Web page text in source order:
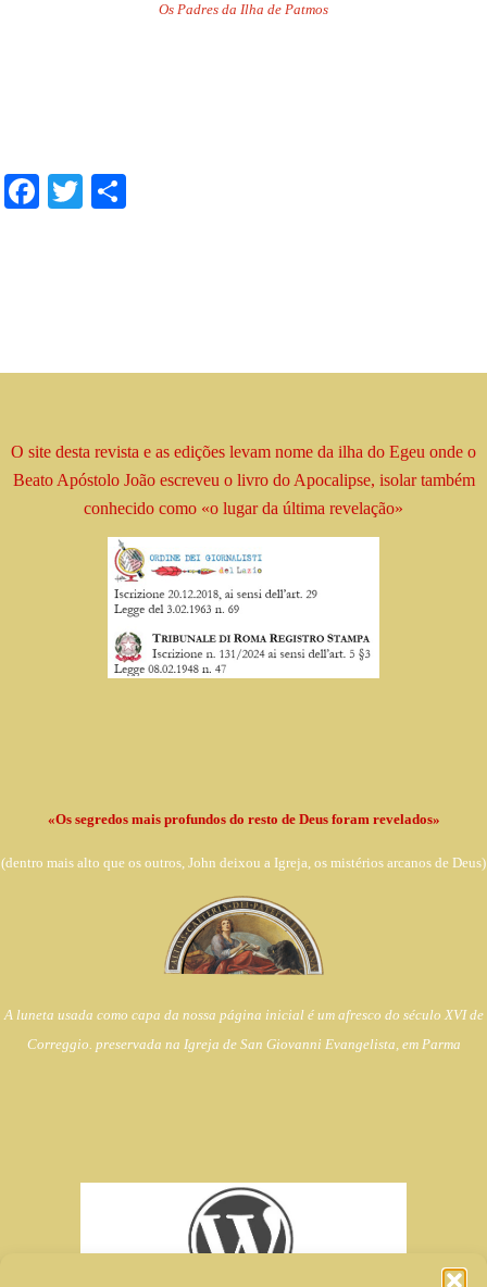
Os Padres da Ilha de Patmos
Facebook
Twitter
O site desta revista e as edições levam nome da ilha do Egeu onde o
Beato Apóstolo João escreveu o livro do Apocalipse, isolartambém
conhecido como «o lugar da última revelação»
«Os segredos mais profundos do resto de Deus foram revelados»
(dentro mais alto que os outros, John deixou a Igreja, os mistérios arcanos de Deus)
A luneta usada como capa da nossa página inicial é um afresco do século XVI de
Correggio. preservada na Igreja de San Giovanni Evangelista, em Parma